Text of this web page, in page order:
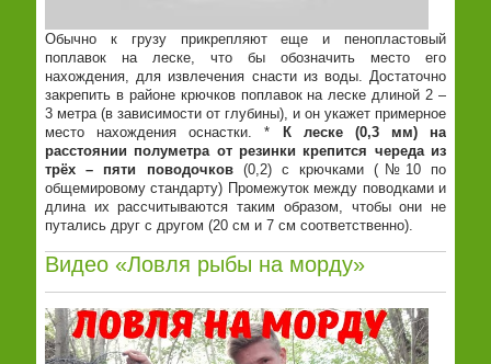
Обычно к грузу прикрепляют еще и пенопластовый
поплавок на леске, что бы обозначить место его
нахождения, для извлечения снасти из воды. Достаточно
закрепить в районе крючков поплавок на леске длиной 2 –
3 метра (в зависимости от глубины), и он укажет примерное
место нахождения оснастки. *
К леске (0,3 мм) на
расстоянии полуметра от резинки крепится череда из
трёх – пяти поводочков(0,2) с крючками (№10 по
общемировому стандарту) Промежуток между поводками и
длина их рассчитываются таким образом, чтобы они не
путались друг с другом (20 см и 7 см соответственно).
Видео «Ловля рыбы на морду»